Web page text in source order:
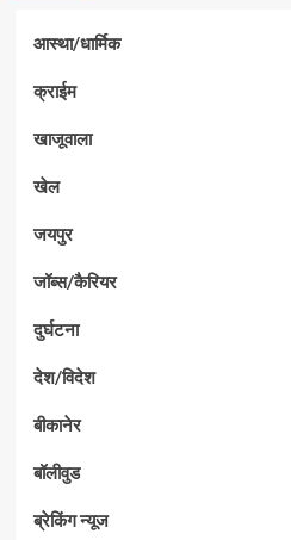
आस्था/धार्मिक
क्राईम
खाजूवाला
खेल
जयपुर
जॉब्स/कैरियर
दुर्घटना
देश/विदेश
बीकानेर
बॉलीवुड
ब्रेकिंग न्यूज